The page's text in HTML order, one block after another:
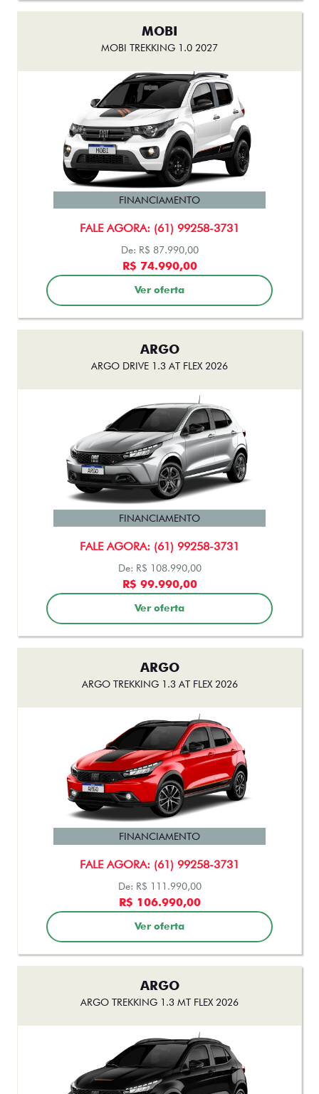
MOBI
MOBI TREKKING 1.0 2027
FALE AGORA: (61) 99258-3731
FINANCIAMENTO
De: R$ 87.990,00
R$ 74.990,00
Ver oferta
ARGO
ARGO DRIVE 1.3 AT FLEX 2026
FALE AGORA: (61) 99258-3731
FINANCIAMENTO
De: R$ 108.990,00
R$ 99.990,00
Ver oferta
ARGO
ARGO TREKKING 1.3 AT FLEX 2026
FALE AGORA: (61) 99258-3731
FINANCIAMENTO
De: R$ 111.990,00
R$ 106.990,00
Ver oferta
ARGO
ARGO TREKKING 1.3 MT FLEX 2026